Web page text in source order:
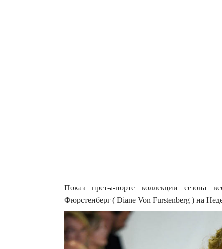
Показ прет-а-порте коллекции сезона
Фюрстенберг ( Diane Von Furstenberg ) на